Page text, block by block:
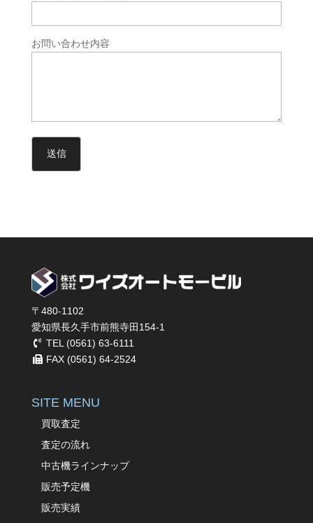
お問い合わせ内容
〒480-1102
愛知県長久手市前熊寺田154-1
TEL (0561) 63-6111
FAX (0561) 64-2524
SITE MENU
買取査定
査定の流れ
中古機ラインナップ
販売予定機
販売実績